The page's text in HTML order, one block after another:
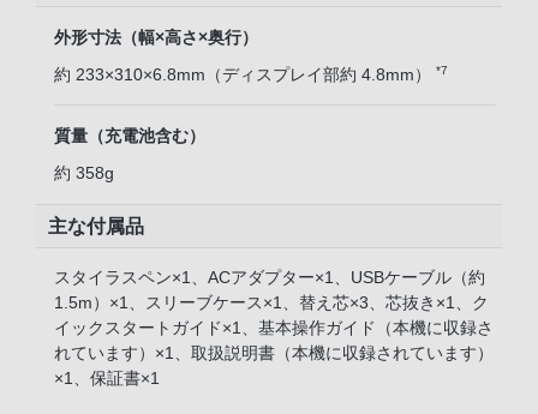
外形寸法（幅×高さ×奥行）
約 233×310×6.8mm（ディスプレイ部約 4.8mm） *7
質量（充電池含む）
約 358g
主な付属品
スタイラスペン×1、ACアダプター×1、USBケーブル（約
1.5m）×1、スリーブケース×1、替え芯×3、芯抜き×1、ク
イックスタートガイド×1、基本操作ガイド（本機に収録さ
れています）×1、取扱説明書（本機に収録されています）
×1、保証書×1